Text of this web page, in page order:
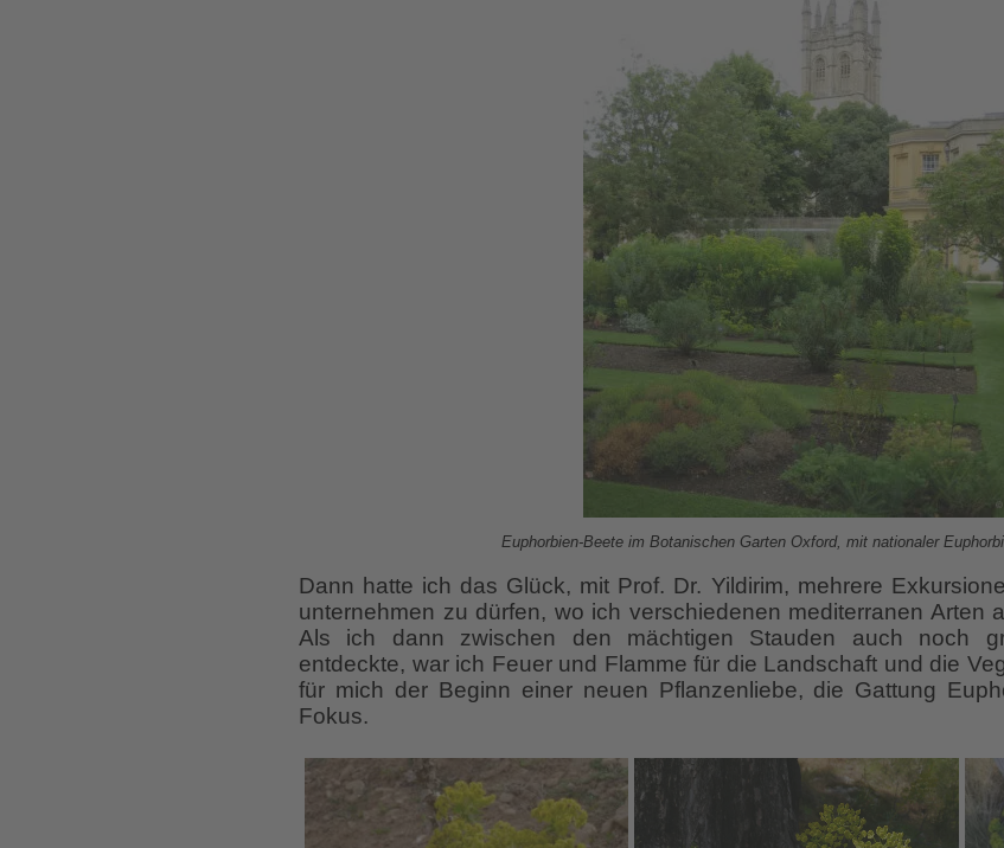
Euphorbien-Beete im Botanischen Garten Oxford, mit nationaler
Dann hatte ich das Glück, mit Prof. Dr. Yildirim, mehrere
unternehmen zu dürfen, wo ich verschiedenen mediterranen Arten
Als ich dann zwischen den mächtigen Stauden auch noch
entdeckte, war ich Feuer und Flamme für die Landschaft und die
für mich der Beginn einer neuen Pflanzenliebe, die Gattung
Fokus.